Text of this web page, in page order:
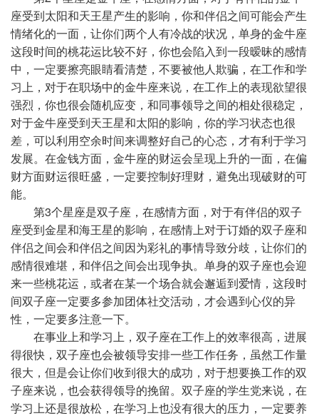
座受到太阳和天王星产生的影响，你和伴侣之间可能会产生
情绪化的一面，让你们两个人有冷战的状况，单身的金牛座
这段时间的桃花运比较不好，你也会陷入到一段暧昧的感情
中，一定要擦亮眼睛看清楚，不要被他人欺骗，在工作和学
习上，对于在职场中的金牛座来说，在工作上的表现欲望很
强烈，你也很会随机应变，和同事领导之间的相处很稳定，
对于金牛座受到天王星和太阳的影响，你的学习状态也很
差，可以利用空余时间来调整好自己的心态，才有利于学习
发展。在金钱方面，金牛座的财运会呈现上升的一面，在偏
财方面财运很旺盛，一定要控制好理财，避免出现破财的可
能。
第3个星座是双子座，在感情方面，对于有伴侣的双子
座受到金星和海王星的影响，在感情上对于订婚的双子座和
伴侣之间会和伴侣之间因为彩礼的事情导致分歧，让你们的
感情很难堪，和伴侣之间会出现争执。单身的双子座也会迎
来一些桃花运，或者在某一个场合就会邂逅到爱情，这段时
间双子座一定要多参加团体社交活动，才会遇到心仪的异
性，一定要多注意一下。
在事业上和学习上，双子座在工作上的效率很高，进展
得很快，双子座也会被领导安排一些工作任务，虽然工作量
很大，但是会让你们收到很大的成功，对于想要换工作的双
子座来说，也会获得领导的挽留。双子座的学生党来说，在
学习上还是很放松，在学习上也没有很大的压力，一定要养